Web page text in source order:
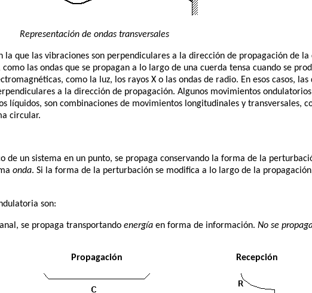
Representación de ondas transversales
que las vibraciones son perpendiculares a la dirección de propagación de la
las ondas que se propagan a lo largo de una cuerda tensa cuando se
como la luz, los rayos X o las ondas de radio. En esos casos, las
a la dirección de propagación. Algunos movimientos ondulatorios
líquidos, son combinaciones de movimientos longitudinales y transversales,
circular.
de un sistema en un punto, se propaga conservando la forma de la
onda. Si la forma de la perturbación se modifica a lo largo de la
son:
se propaga transportandoenergía en forma de información.No se
Propagación Recepción